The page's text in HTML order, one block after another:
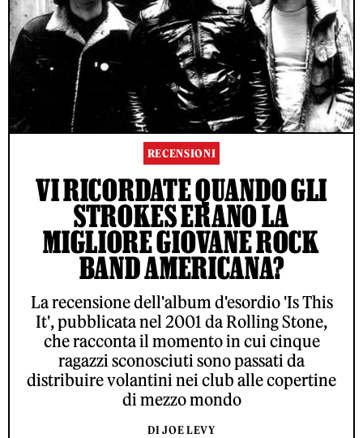
RECENSIONI
VI RICORDATE QUANDO GLI
STROKES ERANO LA
MIGLIORE GIOVANE ROCK
BAND AMERICANA?
La recensione dell'album d'esordio 'Is This
It', pubblicata nel 2001 da Rolling Stone,
che racconta il momento in cui cinque
ragazzi sconosciuti sono passati da
distribuire volantini nei club alle copertine
di mezzo mondo
DI JOE LEVY